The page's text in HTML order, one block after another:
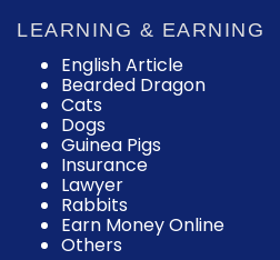
LEARNING & EARNING
English Article
Bearded Dragon
Cats
Dogs
Guinea Pigs
Insurance
Lawyer
Rabbits
Earn Money Online
Others